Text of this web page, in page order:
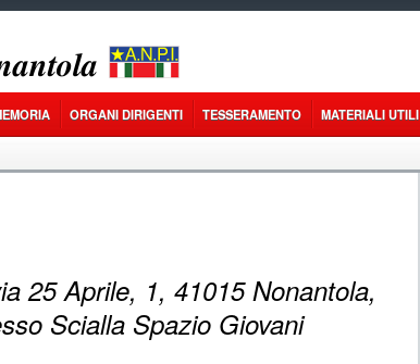
ORGANI DIRIGENTI TESSERAMENTO MATERIALI UTILI
25 Aprile, 1, 41015 Nonantola,
Scialla Spazio Giovani